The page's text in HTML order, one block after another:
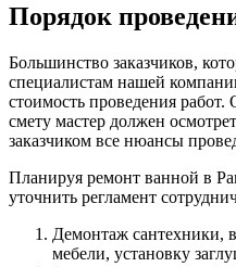
Порядок
Большинство заказчиков,
специалистам нашей
стоимость проведения работ.
смету мастер должен
заказчиком все нюансы
Планируя ремонт ванной в
уточнить регламент
Демонтаж сантехники,
мебели, установку